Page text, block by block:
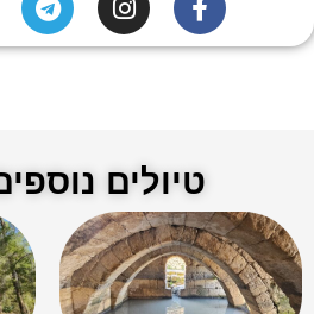
טיולים